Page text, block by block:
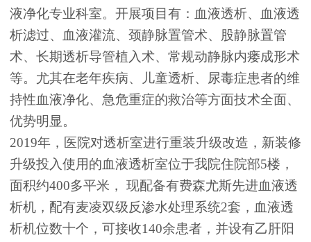
液净化专业科室。开展项目有：血液透析、血液透
析滤过、血液灌流、颈静脉置管术、股静脉置管
术、长期透析导管植入术、常规动静脉内瘘成形术
等。尤其在老年疾病、儿童透析、尿毒症患者的维
持性血液净化、急危重症的救治等方面技术全面、
优势明显。
2019年，医院对透析室进行重装升级改造，新装修
升级投入使用的血液透析室位于我院住院部5楼，
面积约400多平米， 现配备有费森尤斯先进血液透
析机，配有麦凌双级反渗水处理系统2套，血液透
析机位数十个，可接收140余患者，并设有乙肝阳